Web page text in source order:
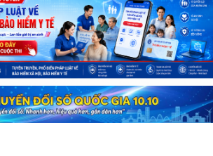
Điểm mới của Nghị định số
164/2026/NĐ-CP ngày 15/5/2026 của
Chính phủ. - (27-07-2026)
Ủy ban MTTQ Việt Nam Thành phố
Huế trao tặng 25 suất quà cho người có
công, thân nhân người có công... - (27-
07-2026)
Trao tặng 100 suất quà cho các gia